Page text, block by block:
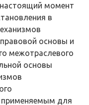
момент
в
основы и
межотраслевого
основы
применяемым для